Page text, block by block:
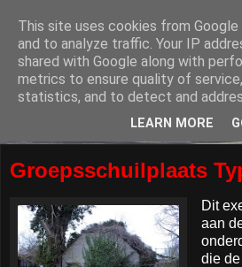
Groepsschuilplaats
Dit
aan
die
This site uses cookies from
and to analyze traffic. Your IP
shared with Google along with
metrics to ensure quality of
statistics, and to detect and
LEARN MORE